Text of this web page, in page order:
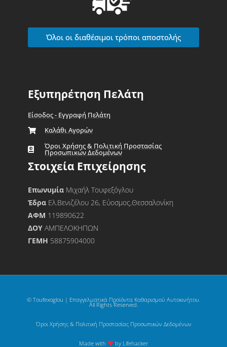
Όλοι οι διαθέσιμοι τρόποι αποστολής
Εξυπηρέτηση Πελάτη
Είσοδος - Εγγραφή Πελάτη
Καλάθι Αγορών
Όροι Χρήσης & Πολιτική Προστασίας
Προσωπικών Δεδομένων
Στοιχεία Επιχείρησης
Επωνυμία Μιχαήλ Τουφεξόγλου
Έδρα Ελ.Βενιζέλου 26, Εύοσμος,Θεσσαλονίκη
ΑΦΜ 119890622
ΔΟΥΑΜΠΕΛΟΚΗΠΩΝ
ΓΕΜΗ 58875904000
© Toufexoglou | Επαγγελματικά Προϊόντα Καθαρισμού Αυτοκινήτου.
All Rights Reserved.
Όροι Χρήσης & Πολιτική Προστασίας Προσωπικών Δεδομένων
Made with by Lifehacker